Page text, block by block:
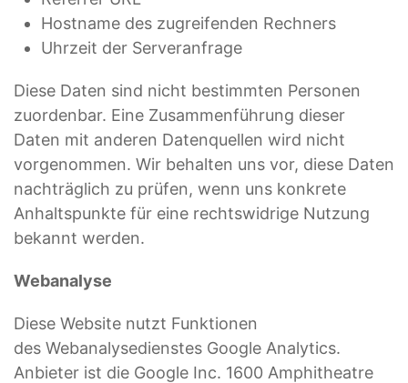
Hostname des zugreifenden Rechners
Uhrzeit der Serveranfrage
Diese Daten sind nicht bestimmten Personen
zuordenbar. Eine Zusammenführung dieser
Daten mit anderen Datenquellen wird nicht
vorgenommen. Wir behalten uns vor, diese Daten
nachträglich zu prüfen, wenn uns konkrete
Anhaltspunkte für eine rechtswidrige Nutzung
bekannt werden.
Webanalyse
Diese Website nutzt Funktionen
des Webanalysedienstes Google Analytics.
Anbieter ist die Google Inc. 1600 Amphitheatre